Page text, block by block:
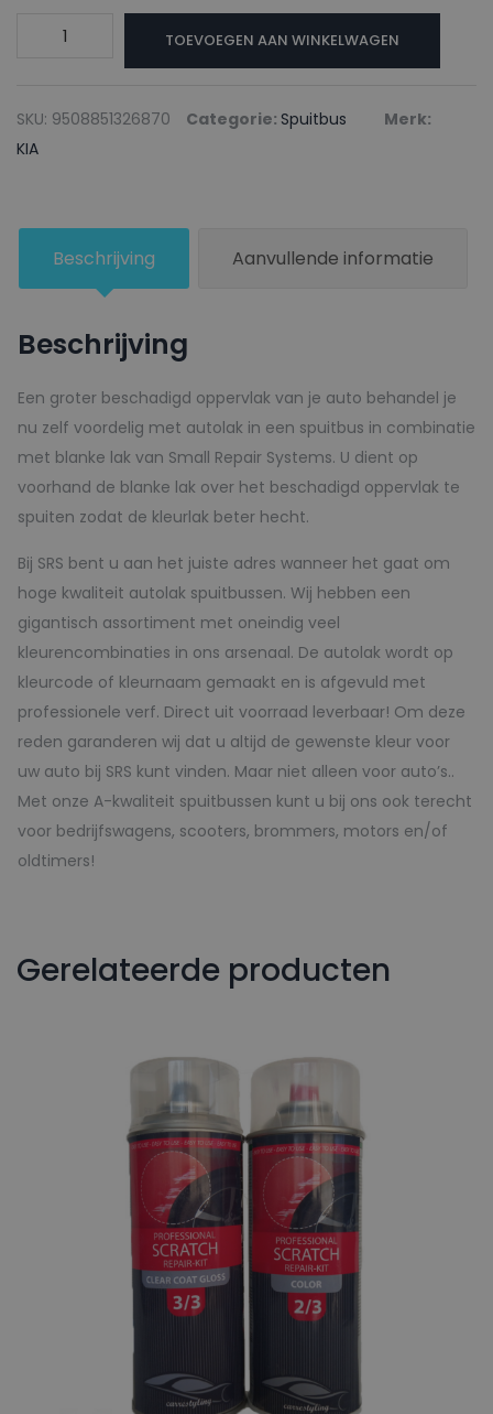
Blanke
lak
KHAKI
150ml
TOEVOEGEN AAN WINKELWAGEN
SKU: 9508851326870 Categorie: Spuitbus
Merk:
KIA
Beschrijving Aanvullende informatie
Beschrijving
Een groter beschadigd oppervlak van je auto behandel je
nu zelf voordelig met autolak in een spuitbus in combinatie
met blanke lak van Small Repair Systems. U dient op
voorhand de blanke lak over het beschadigd oppervlak te
spuiten zodat de kleurlak beter hecht.
Bij SRS bent u aan het juiste adres wanneer het gaat om
hoge kwaliteit autolak spuitbussen. Wij hebben een
gigantisch assortiment met oneindig veel
kleurencombinaties in ons arsenaal. De autolak wordt op
kleurcode of kleurnaam gemaakt en is afgevuld met
professionele verf. Direct uit voorraad leverbaar! Om deze
reden garanderen wij dat u altijd de gewenste kleur voor
uw auto bij SRS kunt vinden. Maar niet alleen voor auto’s..
Met onze A-kwaliteit spuitbussen kunt u bij ons ook terecht
voor bedrijfswagens, scooters, brommers, motors en/of
oldtimers!
Gerelateerde producten